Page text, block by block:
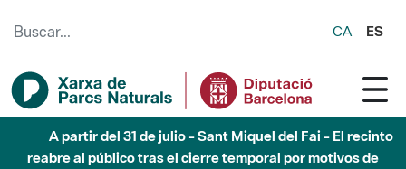
CA ES
A partir del 31 de julio - Sant Miquel del Fai - El recinto
reabre al público tras el cierre temporal por motivos de